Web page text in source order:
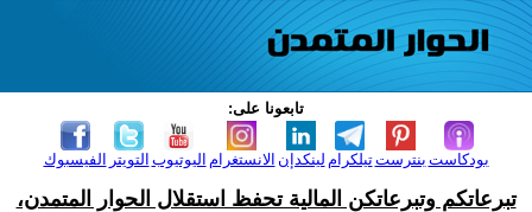
تابعونا على:
الفيسبوك التويتر اليوتيوب الانستغرام لينكدإن تيلكرامبنترست بودكاست
تبرعاتكم وتبرعاتكن المالية تحفظ استقلال الحوار المتمدن،